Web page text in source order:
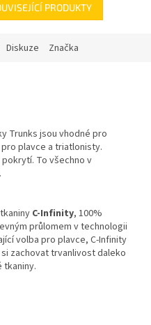
PRODUKTY
Diskuze Značka
Trunks jsou vhodné pro
plavce a triatlonisty.
To všechno v
C-Infinity, 100%
průlomem v technologii
volba pro plavce, C-Infinity
zachovat trvanlivost daleko
tkaniny.